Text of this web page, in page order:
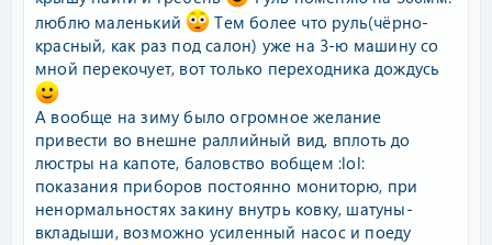
люблю маленький
Тем более что руль(чёрно-
красный, как раз под салон) уже на 3-ю машину со
мной перекочует, вот только переходника дождусь
А вообще на зиму было огромное желание
привести во внешне раллийный вид, вплоть до
люстры на капоте, баловство вобщем :lol:
показания приборов постоянно мониторю, при
ненормальностях закину внутрь ковку, шатуны-
вкладыши, возможно усиленный насос и поеду